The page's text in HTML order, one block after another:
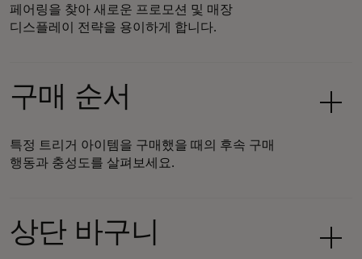
페어링을 찾아 새로운 프로모션 및 매장
디스플레이 전략을 용이하게 합니다.
구매 순서
특정 트리거 아이템을 구매했을 때의 후속 구매
행동과 충성도를 살펴보세요.
상단 바구니